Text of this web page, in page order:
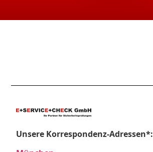
Unsere Korrespondenz-Adressen*: